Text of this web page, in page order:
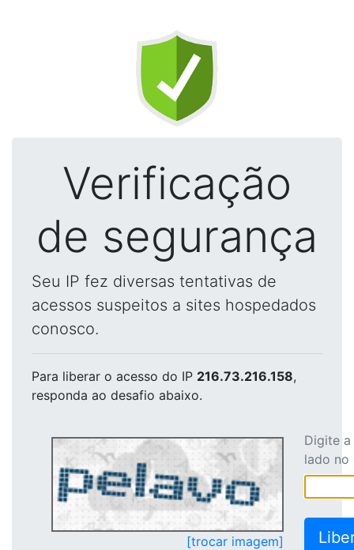
Verificação
de segurança
Seu IP fez diversas tentativas de
acessos suspeitos a sites hospedados
conosco.
Para liberar o acesso do IP 216.73.216.158,
responda ao desafio abaixo.
[trocar imagem]
Digite
lado no